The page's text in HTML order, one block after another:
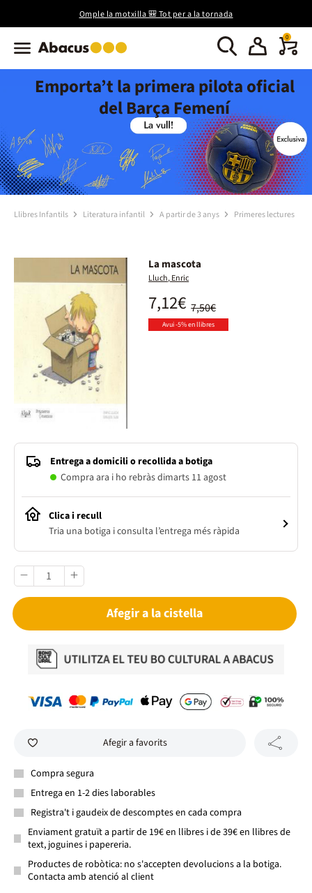
Omple la motxilla 🎒 Tot per a la tornada
0
Emporta’t la primera pilota oficial
del Barça Femení
Llibres Infantils Literatura infantil A partir de 3 anys Primeres lectures
La mascota
Lluch, Enric
7,50€
7,12€
Avui -5% en llibres
Entrega a domicili o recollida a botiga
Compra ara i ho rebràs dimarts 11 agost
Clica i recull
Tria una botiga i consulta l’entrega més ràpida
Afegir a la cistella
Afegir a favorits
Compra segura
Entrega en 1-2 dies laborables
Registra't i gaudeix de descomptes en cada compra
Enviament gratuït a partir de 19€ en llibres i de 39€ en llibres de
text, joguines i papereria.
Productes de robòtica: no s'accepten devolucions a la botiga.
Contacta amb atenció al client